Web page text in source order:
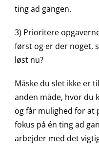
ting ad gangen.
3) Prioritere
først og er der noget,
løst nu?
Måske du slet ikke er
anden måde, hvor du
og får mulighed for at
fokus på én ting ad
arbejder med det